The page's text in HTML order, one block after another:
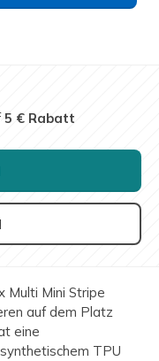
5 € Rabatt
Multi Mini Stripe
auf dem Platz
eine
TPU